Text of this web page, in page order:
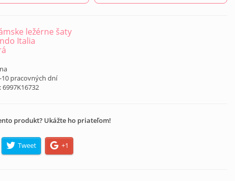
ležérne šaty
Italia
10 pracovných dní
:6997K16732
produkt? Ukážte ho priateľom!
Tweet +1